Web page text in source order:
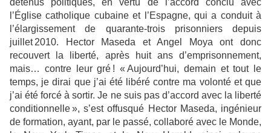
l’Église catholique cubaine et l’Espagne, qui a conduit à
l’élargissement de quarante-trois prisonniers depuis
juillet 2010. Hector Maseda et Angel Moya ont donc
recouvert la liberté, après huit ans d’emprisonnement,
mais… contre leur gré ! « Aujourd’hui, demain et tout le
temps, je dirai que j’ai été libéré contre ma volonté et que
j’ai été forcé à sortir. Je ne suis pas d’accord avec la liberté
conditionnelle », s’est offusqué Hector Maseda, ingénieur
de formation, ayant, par le passé, collaboré avec le Monde,